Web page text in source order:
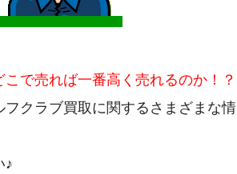
こで売れば一番高く売れるのか！？
クラブ買取に関するさまざまな情
♪